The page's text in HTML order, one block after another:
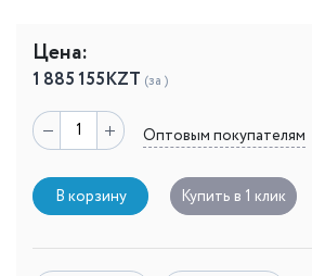
Цена:
1 885 155KZT (за )
Оптовым покупателям
В корзину Купить в 1 клик